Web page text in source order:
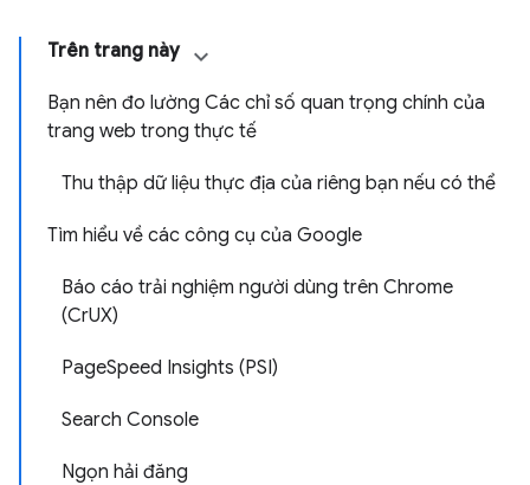
Trên trang này
Bạn nên đo lường Các chỉ số quan trọng chính của
trang web trong thực tế
Thu thập dữ liệu thực địa của riêng bạn nếu có thể
Tìm hiểu về các công cụ của Google
Báo cáo trải nghiệm người dùng trên Chrome
(CrUX)
PageSpeed Insights (PSI)
Search Console
Ngọn hải đăng